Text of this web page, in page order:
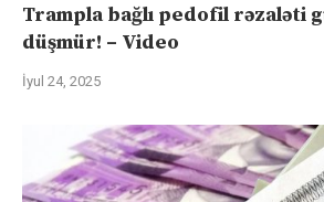
Trampla bağlı pedofil rəzaləti
düşmür! – Video
İyul 24, 2025